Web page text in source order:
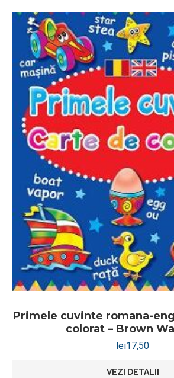
Primele cuvinte romana-
colorat – Brown
lei17,50
VEZI DETALII